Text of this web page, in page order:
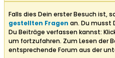
Falls dies Dein erster Besuch ist,
gestellten Fragen an. Du musst
Du Beiträge verfassen kannst:
um fortzufahren. Zum Lesen der
entsprechende Forum aus der